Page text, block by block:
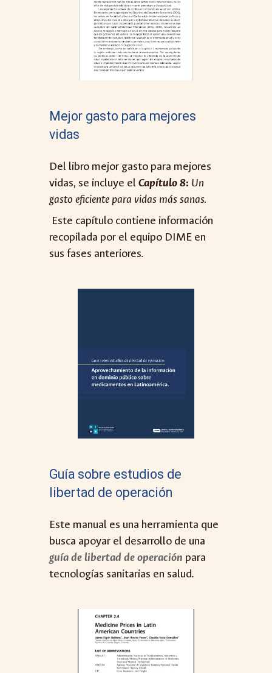
Mejor gasto para mejores
vidas
Del libro mejor gasto para mejores
vidas, se incluye elCapítulo 8: Un
gasto eficiente para vidas más sanas.
Este capítulo contiene información
recopilada por el equipo DIME en
sus fases anteriores.
Guía sobre estudios de
libertad de operación
Este manual es una herramienta que
busca apoyar el desarrollo de una
guía de libertad de operación para
tecnologías sanitarias en salud.